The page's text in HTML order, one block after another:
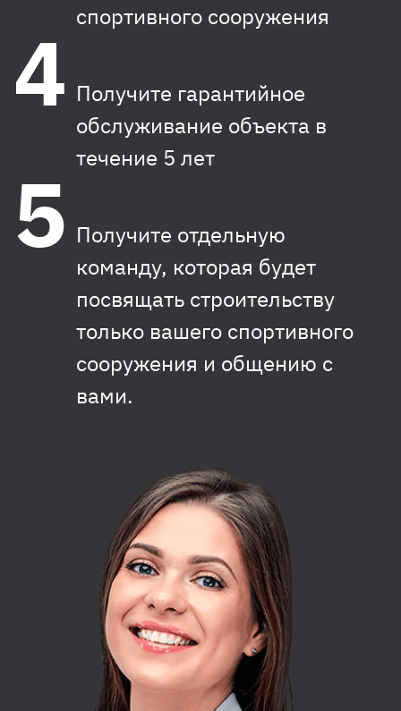
спортивного сооружения
Получите гарантийное
обслуживание объекта в
течение 5 лет
Получите отдельную
команду, которая будет
посвящать строительству
только вашего спортивного
сооружения и общению с
вами.